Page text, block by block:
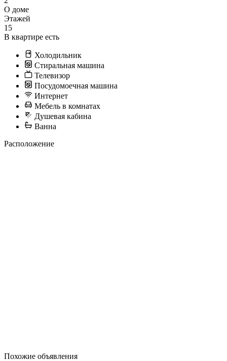
О доме
Этажей
15
В квартире есть
Холодильник
Стиральная машина
Телевизор
Посудомоечная машина
Интернет
Мебель в комнатах
Душевая кабина
Ванна
Расположение
Похожие объявления